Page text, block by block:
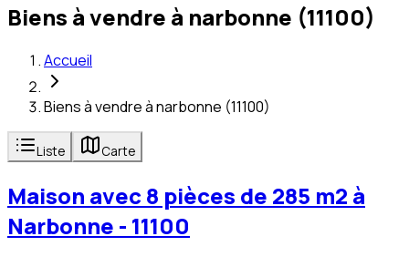
Biens à vendre à narbonne (11100)
Accueil
Biens à vendre à narbonne (11100)
Liste Carte
Maison avec 8 pièces de 285 m2 à
Narbonne - 11100